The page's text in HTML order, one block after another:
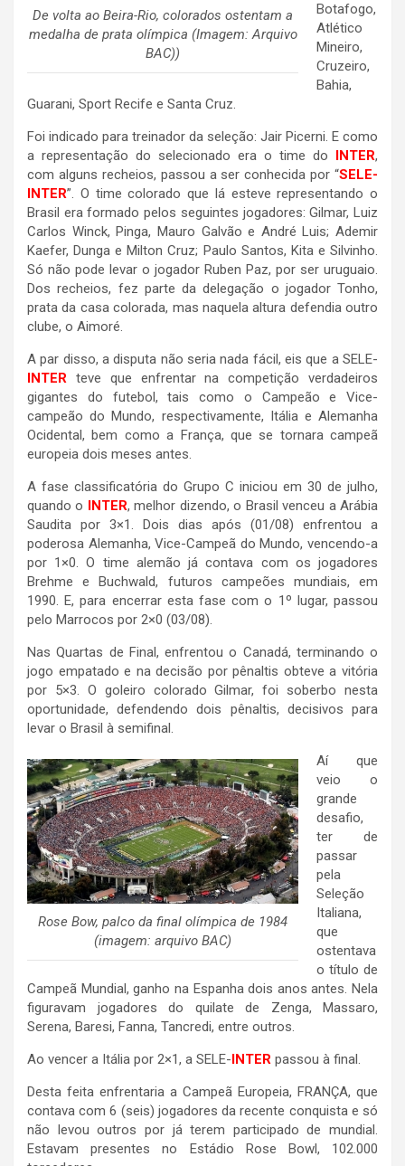
De volta ao Beira-Rio, colorados ostentam a
medalha de prata olímpica (Imagem: Arquivo
BAC))
Botafogo,
Atlético
Mineiro,
Cruzeiro,
Bahia,
Guarani, Sport Recife e Santa Cruz.
Foi indicado para treinador da seleção: Jair Picerni. E como
a representação do selecionado era o time do INTER,
com alguns recheios, passou a ser conhecida por “SELE-
INTER”. O time colorado que lá esteve representando o
Brasil era formado pelos seguintes jogadores: Gilmar, Luiz
Carlos Winck, Pinga, Mauro Galvão e André Luis; Ademir
Kaefer, Dunga e Milton Cruz; Paulo Santos, Kita e Silvinho.
Só não pode levar o jogador Ruben Paz, por ser uruguaio.
Dos recheios, fez parte da delegação o jogador Tonho,
prata da casa colorada, mas naquela altura defendia outro
clube, o Aimoré.
A par disso, a disputa não seria nada fácil, eis que a SELE-
INTER teve que enfrentar na competição verdadeiros
gigantes do futebol, tais como o Campeão e Vice-
campeão do Mundo, respectivamente, Itália e Alemanha
Ocidental, bem como a França, que se tornara campeã
europeia dois meses antes.
A fase classificatória do Grupo C iniciou em 30 de julho,
quando o INTER, melhor dizendo, o Brasil venceu a Arábia
Saudita por 3×1. Dois dias após (01/08) enfrentou a
poderosa Alemanha, Vice-Campeã do Mundo, vencendo-a
por 1×0. O time alemão já contava com os jogadores
Brehme e Buchwald, futuros campeões mundiais, em
1990. E, para encerrar esta fase com o 1º lugar, passou
pelo Marrocos por 2×0 (03/08).
Nas Quartas de Final, enfrentou o Canadá, terminando o
jogo empatado e na decisão por pênaltis obteve a vitória
por 5×3. O goleiro colorado Gilmar, foi soberbo nesta
oportunidade, defendendo dois pênaltis, decisivos para
levar o Brasil à semifinal.
Rose Bow, palco da final olímpica de 1984
(imagem: arquivo BAC)
Aí que
veio o
grande
desafio,
ter de
passar
pela
Seleção
Italiana,
que
ostentava
o título de
Campeã Mundial, ganho na Espanha dois anos antes. Nela
figuravam jogadores do quilate de Zenga, Massaro,
Serena, Baresi, Fanna, Tancredi, entre outros.
Ao vencer a Itália por 2×1, a SELE-INTER passou à final.
Desta feita enfrentaria a Campeã Europeia, FRANÇA, que
contava com 6 (seis) jogadores da recente conquista e só
não levou outros por já terem participado de mundial.
Estavam presentes no Estádio Rose Bowl, 102.000